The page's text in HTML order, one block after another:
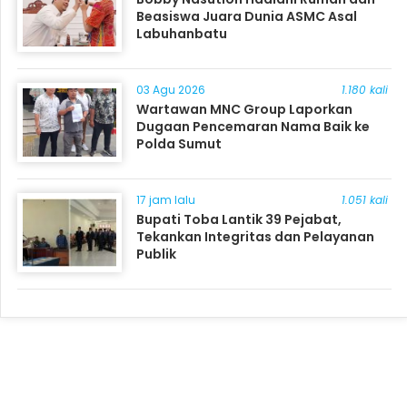
Beasiswa Juara Dunia ASMC Asal
Labuhanbatu
03 Agu 2026 1.180 kali
Wartawan MNC Group Laporkan
Dugaan Pencemaran Nama Baik ke
Polda Sumut
17 jam lalu 1.051 kali
Bupati Toba Lantik 39 Pejabat,
Tekankan Integritas dan Pelayanan
Publik